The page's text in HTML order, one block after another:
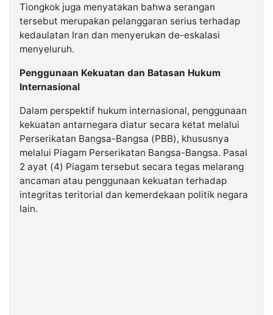
Tiongkok juga menyatakan bahwa serangan
tersebut merupakan pelanggaran serius terhadap
kedaulatan Iran dan menyerukan de-eskalasi
menyeluruh.
Penggunaan Kekuatan dan Batasan Hukum
Internasional
Dalam perspektif hukum internasional, penggunaan
kekuatan antarnegara diatur secara ketat melalui
Perserikatan Bangsa-Bangsa (PBB), khususnya
melalui Piagam Perserikatan Bangsa-Bangsa. Pasal
2 ayat (4) Piagam tersebut secara tegas melarang
ancaman atau penggunaan kekuatan terhadap
integritas teritorial dan kemerdekaan politik negara
lain.